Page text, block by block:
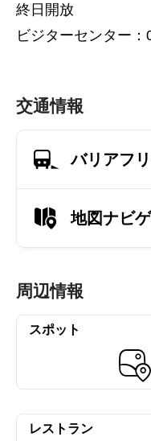
終日開放
ビジターセンター
交通情報
バリアフ
地図ナビ
周辺情報
スポット
レストラン